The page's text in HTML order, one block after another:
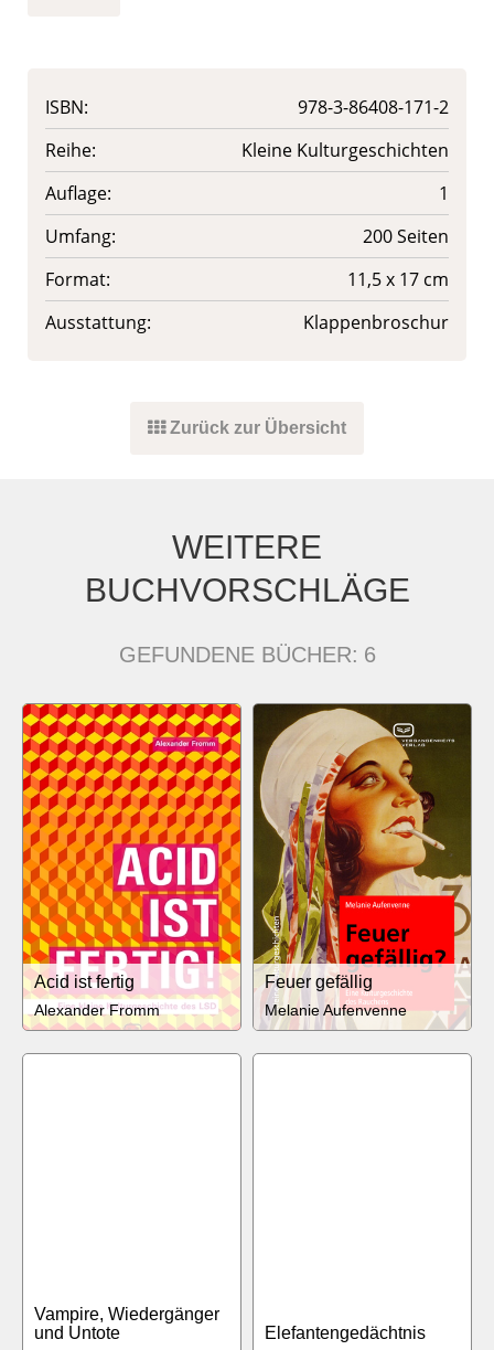
ISBN:
978-3-86408-171-2
Reihe:
Kleine Kulturgeschichten
Auflage:
1
Umfang:
200 Seiten
Format:
11,5 x 17 cm
Ausstattung:
Klappenbroschur
Zurück zur Übersicht
WEITERE
BUCHVORSCHLÄGE
GEFUNDENE BÜCHER: 6
Acid ist fertig
Alexander Fromm
Feuer gefällig
Melanie Aufenvenne
Vampire, Wiedergänger
und Untote
Elefantengedächtnis